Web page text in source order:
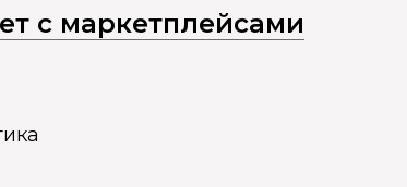
с маркетплейсами